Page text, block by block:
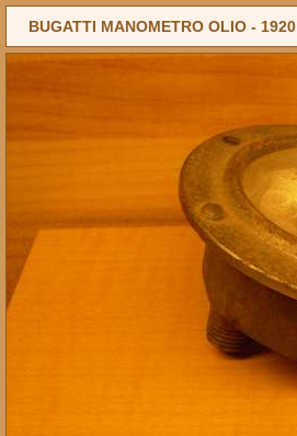
BUGATTI MANOMETRO OLIO - 1920